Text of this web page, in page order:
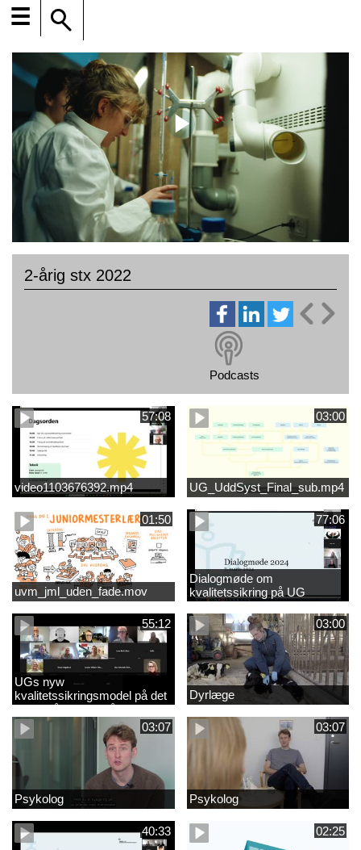
☰
2-årig stx 2022
Podcasts
57:08
video1103676392.mp4
03:00
UG_UddSyst_Final_sub.mp4
01:50
uvm_jml_uden_fade.mov
77:06
Dialogmøde om
kvalitetssikring på UG
55:12
UGs nyw
kvalitetssikringsmodel på det
videregående område
03:00
Dyrlæge
03:07
Psykolog
03:07
Psykolog
40:33 02:25